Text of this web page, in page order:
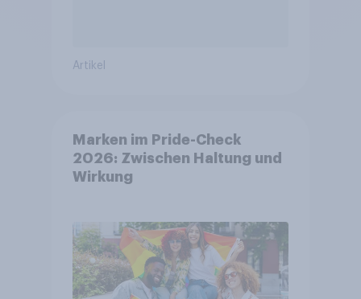
Artikel
Marken im Pride-Check
2026: Zwischen Haltung und
Wirkung